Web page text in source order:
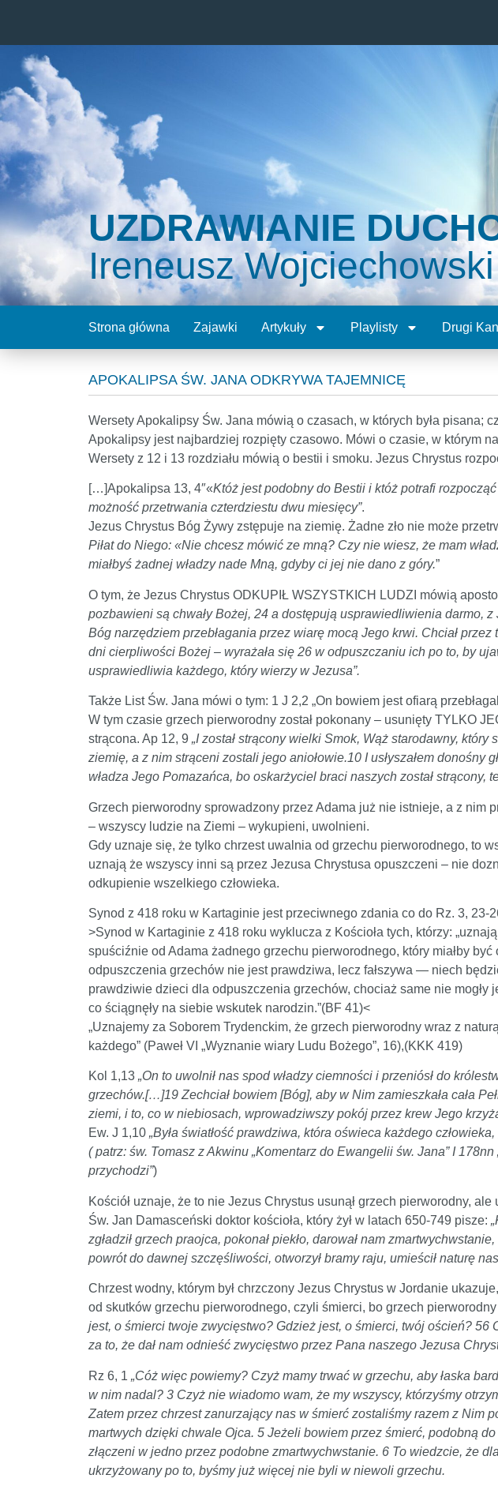
UZDRAWIANIE
Ireneusz Wojciechowski
Strona główna Zajawki Artykuły Playlisty Drugi
APOKALIPSA ŚW. JANA ODKRYWA TAJEMNICĘ
Wersety Apokalipsy Św. Jana mówią o czasach, w których była pisana;
Apokalipsy jest najbardziej rozpięty czasowo. Mówi o czasie, w którym
Wersety z 12 i 13 rozdziału mówią o bestii i smoku. Jezus Chrystus
[…]Apokalipsa 13, 4″«Któż jest podobny do Bestii i któż potrafi
możność przetrwania czterdziestu dwu miesięcy”.
Jezus Chrystus Bóg Żywy zstępuje na ziemię. Żadne zło nie może
Piłat do Niego: «Nie chcesz mówić ze mną? Czy nie wiesz, że mam
miałbyś żadnej władzy nade Mną, gdyby ci jej nie dano z góry.”
O tym, że Jezus Chrystus ODKUPIŁ WSZYSTKICH LUDZI mówią
pozbawieni są chwały Bożej, 24 a dostępują usprawiedliwienia darmo,
Bóg narzędziem przebłagania przez wiarę mocą Jego krwi. Chciał
dni cierpliwości Bożej – wyrażała się 26 w odpuszczaniu ich po to, by
usprawiedliwia każdego, który wierzy w Jezusa”.
Także List Św. Jana mówi o tym: 1 J 2,2 „On bowiem jest ofiarą
W tym czasie grzech pierworodny został pokonany – usunięty TYLKO
strącona. Ap 12, 9 „I został strącony wielki Smok, Wąż starodawny, który
ziemię, a z nim strąceni zostali jego aniołowie.10 I usłyszałem
władza Jego Pomazańca, bo oskarżyciel braci naszych został strącony,
Grzech pierworodny sprowadzony przez Adama już nie istnieje, a z nim
– wszyscy ludzie na Ziemi – wykupieni, uwolnieni.
Gdy uznaje się, że tylko chrzest uwalnia od grzechu pierworodnego, to
uznają że wszyscy inni są przez Jezusa Chrystusa opuszczeni – nie
odkupienie wszelkiego człowieka.
Synod z 418 roku w Kartaginie jest przeciwnego zdania co do Rz. 3, 23-
>Synod w Kartaginie z 418 roku wyklucza z Kościoła tych, którzy:
spuściźnie od Adama żadnego grzechu pierworodnego, który miałby
odpuszczenia grzechów nie jest prawdziwa, lecz fałszywa — niech
prawdziwie dzieci dla odpuszczenia grzechów, chociaż same nie mogły
co ściągnęły na siebie wskutek narodzin.”(BF 41)<
„Uznajemy za Soborem Trydenckim, że grzech pierworodny wraz z
każdego” (Paweł VI „Wyznanie wiary Ludu Bożego”, 16),(KKK 419)
Kol 1,13 „On to uwolnił nas spod władzy ciemności i przeniósł do
grzechów.[…]19 Zechciał bowiem [Bóg], aby w Nim zamieszkała cała
ziemi, i to, co w niebiosach, wprowadziwszy pokój przez krew Jego
Ew. J 1,10 „Była światłość prawdziwa, która oświeca każdego
( patrz: św. Tomasz z Akwinu „Komentarz do Ewangelii św. Jana” I
przychodzi”)
Kościół uznaje, że to nie Jezus Chrystus usunął grzech pierworodny,
Św. Jan Damasceński doktor kościoła, który żył w latach 650-749 pisze:
zgładził grzech praojca, pokonał piekło, darował nam
powrót do dawnej szczęśliwości, otworzył bramy raju, umieścił naturę
Chrzest wodny, którym był chrzczony Jezus Chrystus w Jordanie
od skutków grzechu pierworodnego, czyli śmierci, bo grzech
jest, o śmierci twoje zwycięstwo? Gdzież jest, o śmierci, twój oścień?
za to, że dał nam odnieść zwycięstwo przez Pana naszego Jezusa
Rz 6, 1 „Cóż więc powiemy? Czyż mamy trwać w grzechu, aby łaska
w nim nadal? 3 Czyż nie wiadomo wam, że my wszyscy, którzyśmy
Zatem przez chrzest zanurzający nas w śmierć zostaliśmy razem z Nim
martwych dzięki chwale Ojca. 5 Jeżeli bowiem przez śmierć, podobną
złączeni w jedno przez podobne zmartwychwstanie. 6 To wiedzcie, że
ukrzyżowany po to, byśmy już więcej nie byli w niewoli grzechu.